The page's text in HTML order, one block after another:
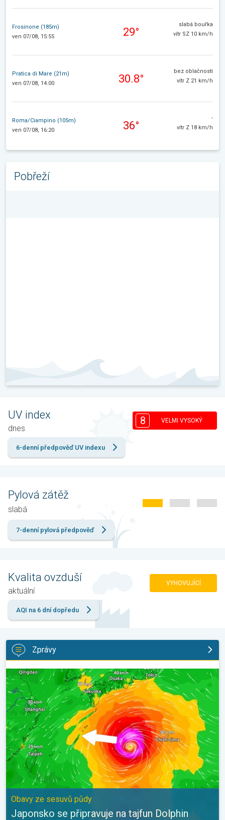
Frosinone (185m)
ven 07/08, 15:55
29°
slabá bouřka
vítr SZ 10 km/h
Pratica di Mare (21m)
ven 07/08, 14:00
30.8°
bez oblačnosti
vítr Z 21 km/h
Roma/Ciampino (105m)
ven 07/08, 16:20
36°
-
vítr Z 18 km/h
Pobřeží
UV index
dnes
8 VELMI VYSOKÝ
6-denní předpověď UV indexu
Pylová zátěž
slabá
7-denní pylová předpověď
Kvalita ovzduší
aktuální
VYHOVUJÍCÍ
AQI na 6 dní dopředu
Zprávy
Japonsko se připravuje na tajfun Dolphin. Obavy ze sesuvů
Obavy ze sesuvů půdy
Japonsko se připravuje na tajfun Dolphin